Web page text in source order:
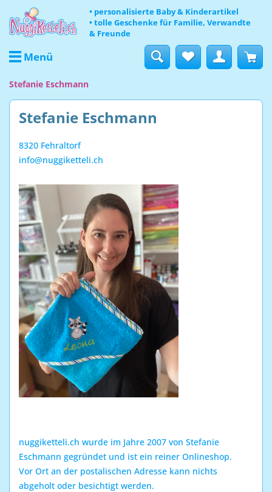
• personalisierte Baby & Kinderartikel
• tolle Geschenke für Familie, Verwandte
& Freunde
Menü
Stefanie Eschmann
Stefanie Eschmann
8320 Fehraltorf
info@nuggiketteli.ch
nuggiketteli.ch wurde im Jahre 2007 von Stefanie
Eschmann gegründet und ist ein reiner Onlineshop.
Vor Ort an der postalischen Adresse kann nichts
abgeholt oder besichtigt werden.